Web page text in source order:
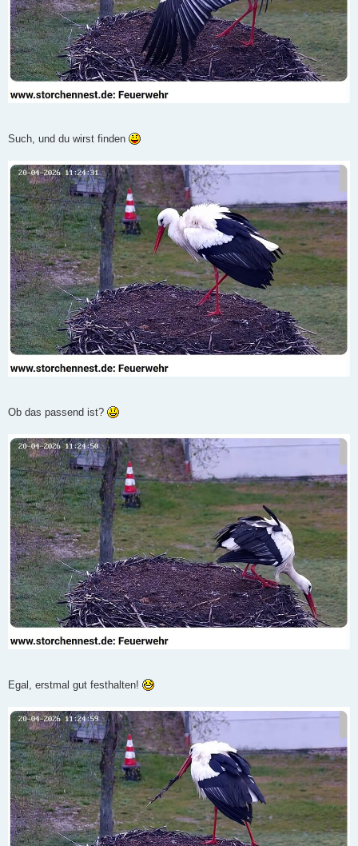
Such, und du wirst finden
Ob das passend ist?
Egal, erstmal gut festhalten!